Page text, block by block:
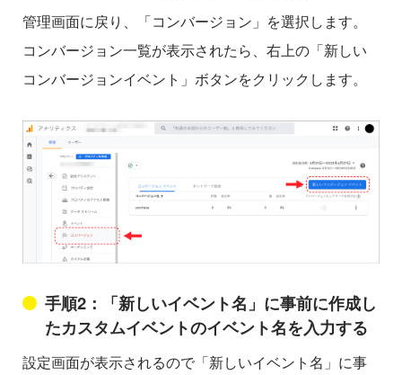
管理画面に戻り、「コンバージョン」を選択します。
コンバージョン一覧が表示されたら、右上の「新しい
コンバージョンイベント」ボタンをクリックします。
手順2：「新しいイベント名」に事前に作成し
たカスタムイベントのイベント名を入力する
設定画面が表示されるので「新しいイベント名」に事